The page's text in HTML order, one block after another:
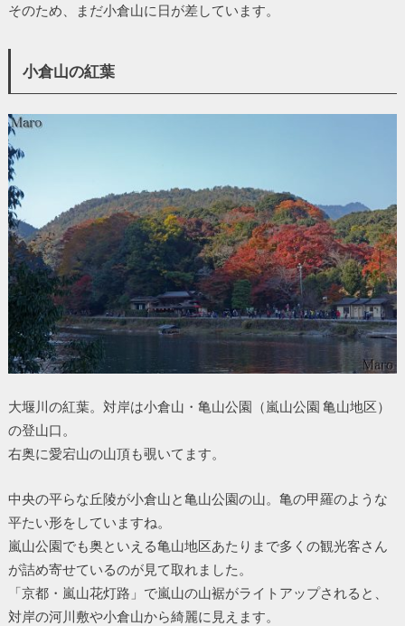
そのため、まだ小倉山に日が差しています。
小倉山の紅葉
大堰川の紅葉。対岸は小倉山・亀山公園（嵐山公園 亀山地区）
の登山口。
右奥に愛宕山の山頂も覗いてます。
中央の平らな丘陵が小倉山と亀山公園の山。亀の甲羅のような
平たい形をしていますね。
嵐山公園でも奥といえる亀山地区あたりまで多くの観光客さん
が詰め寄せているのが見て取れました。
「京都・嵐山花灯路」で嵐山の山裾がライトアップされると、
対岸の河川敷や小倉山から綺麗に見えます。